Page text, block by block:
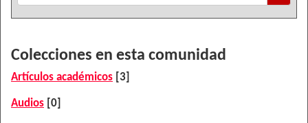
Colecciones en esta comunidad
Artículos académicos [3]
Audios [0]